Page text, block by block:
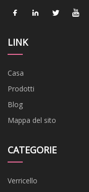
LINK
Casa
Prodotti
Blog
Mappa del sito
CATEGORIE
Verricello